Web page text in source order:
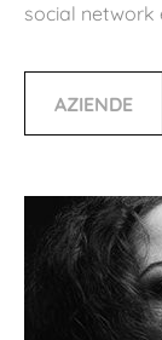
social network
AZIENDE